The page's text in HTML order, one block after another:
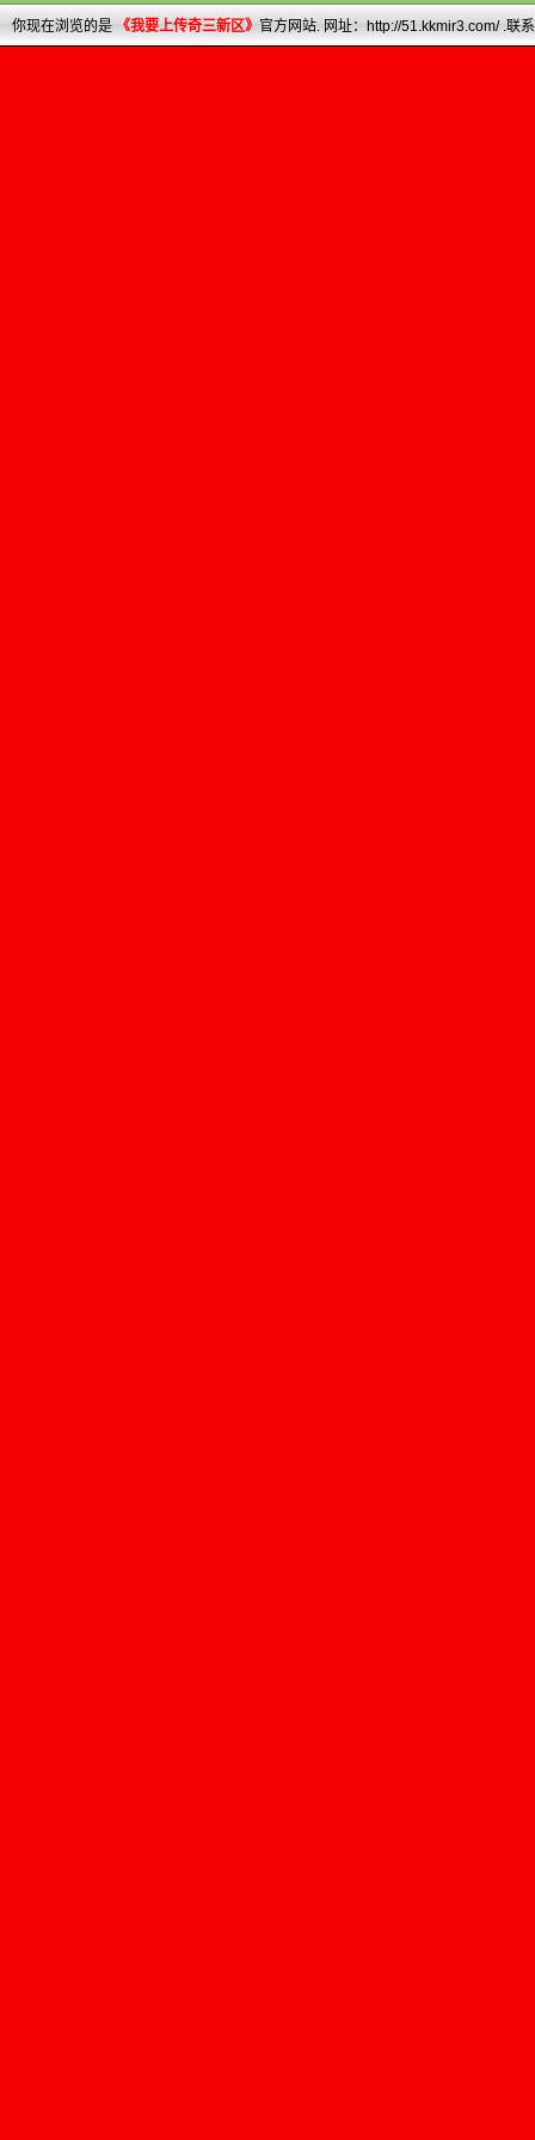
你现在浏览的是 《我要上传奇三新区》 官方网站. 网址： http://51.kkmir3.com/.联